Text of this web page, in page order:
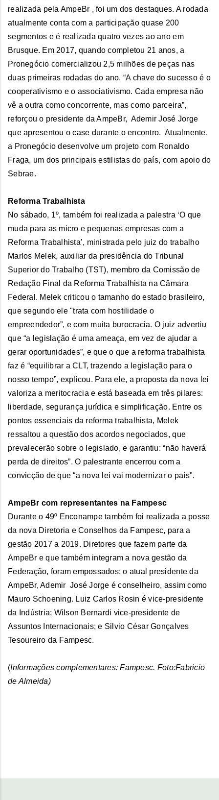
realizada pela AmpeBr , foi um dos destaques. A rodada
atualmente conta com a participação quase 200
segmentos e é realizada quatro vezes ao ano em
Brusque. Em 2017, quando completou 21 anos, a
Pronegócio comercializou 2,5 milhões de peças nas
duas primeiras rodadas do ano. “A chave do sucesso é o
cooperativismo e o associativismo. Cada empresa não
vê a outra como concorrente, mas como parceira”,
reforçou o presidente da AmpeBr, Ademir José Jorge
que apresentou o case durante o encontro. Atualmente,
a Pronegócio desenvolve um projeto com Ronaldo
Fraga, um dos principais estilistas do país, com apoio do
Sebrae.
Reforma Trabalhista
No sábado, 1º, também foi realizada a palestra ‘O que
muda para as micro e pequenas empresas com a
Reforma Trabalhista’, ministrada pelo juiz do trabalho
Marlos Melek, auxiliar da presidência do Tribunal
Superior do Trabalho (TST), membro da Comissão de
Redação Final da Reforma Trabalhista na Câmara
Federal. Melek criticou o tamanho do estado brasileiro,
que segundo ele "trata com hostilidade o
empreendedor”, e com muita burocracia. O juiz advertiu
que “a legislação é uma ameaça, em vez de ajudar a
gerar oportunidades”, e que o que a reforma trabalhista
faz é “equilibrar a CLT, trazendo a legislação para o
nosso tempo”, explicou. Para ele, a proposta da nova lei
valoriza a meritocracia e está baseada em três pilares:
liberdade, segurança jurídica e simplificação. Entre os
pontos essenciais da reforma trabalhista, Melek
ressaltou a questão dos acordos negociados, que
prevalecerão sobre o legislado, e garantiu: “não haverá
perda de direitos”. O palestrante encerrou com a
convicção de que “a nova lei vai modernizar o país".
AmpeBr com representantes na Fampesc
Durante o 49º Enconampe também foi realizada a posse
da nova Diretoria e Conselhos da Fampesc, para a
gestão 2017 a 2019. Diretores que fazem parte da
AmpeBr e que também integram a nova gestão da
Federação, foram empossados: o atual presidente da
AmpeBr, Ademir José Jorge é conselheiro, assim como
Mauro Schoening. Luiz Carlos Rosin é vice-presidente
da Indústria; Wilson Bernardi vice-presidente de
Assuntos Internacionais; e Silvio César Gonçalves
Tesoureiro da Fampesc.
(Informações complementares: Fampesc. Foto:Fabricio
de Almeida)